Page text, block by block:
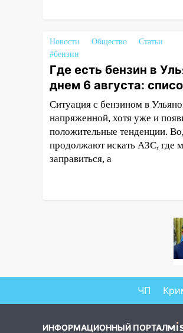
прошлого своего
18:02
баскетбола!
17:08 Ульяновский
суд оставил в силе
руководству
«УльяновскФармации»
махинации на 3,2 млн
16:09
Ветераны легкой
В Ульяновской
убрали более 28%
зерновых и
Бросила кирпич
брата: в Ульяновской
женщину
Новости Общество
Статьи
#бензин
Где есть бензин в
днем 6 августа:
Ситуация с бензином в
напряженной, хотя уже и
положительные тенденции.
продолжают искать АЗС, где
заправиться, а
ЧП
ИНФОРМАЦИОННЫЙ ПОРТАЛ